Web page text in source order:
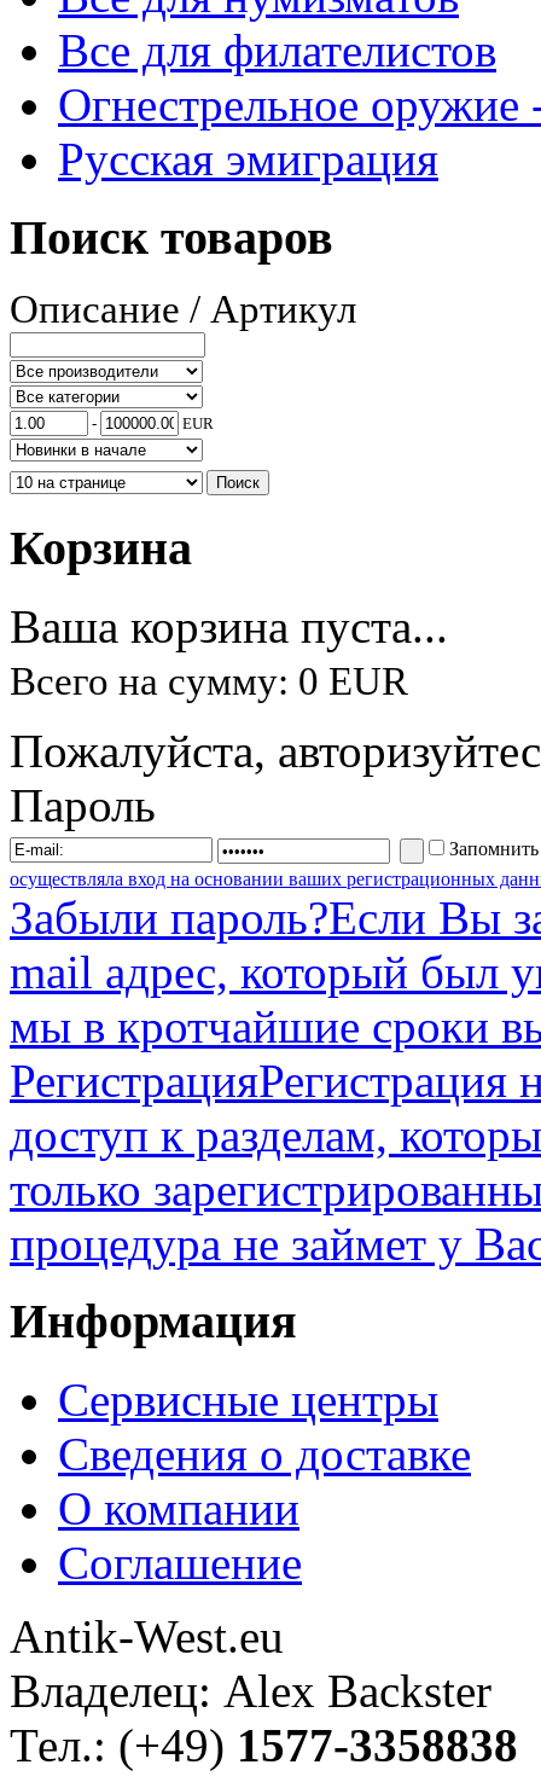
Все для филателистов
Огнестрельное оружие
Русская эмиграция
Поиск товаров
Описание / Артикул
- EUR
Корзина
Ваша корзина пуста...
Всего на сумму: 0 EUR
Пожалуйста,
Пароль
осуществляла вход на основании ваших регистрационных
Забыли пароль?Если Вы
mail адрес, который был
мы в кротчайшие сроки
РегистрацияРегистрация
доступ к разделам,
только
процедура не займет у
Информация
Сервисные центры
Сведения о доставке
О компании
Соглашение
Antik-West.eu
Владелец: Alex Backster
Тел.: (+49) 1577-3358838